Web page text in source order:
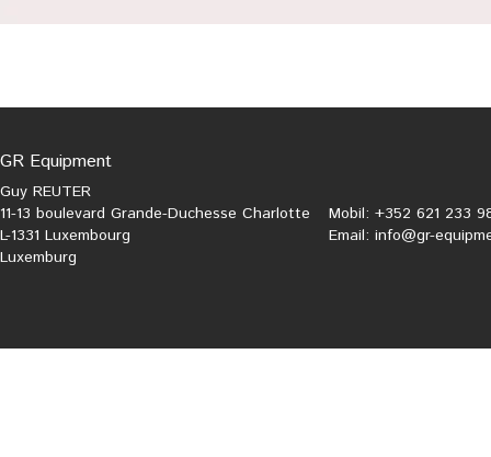
GR Equipment
Guy REUTER
11-13 boulevard Grande-Duchesse Charlotte
L-1331 Luxembourg
Luxemburg
Mobil: +352 621 233
Email: info@gr-